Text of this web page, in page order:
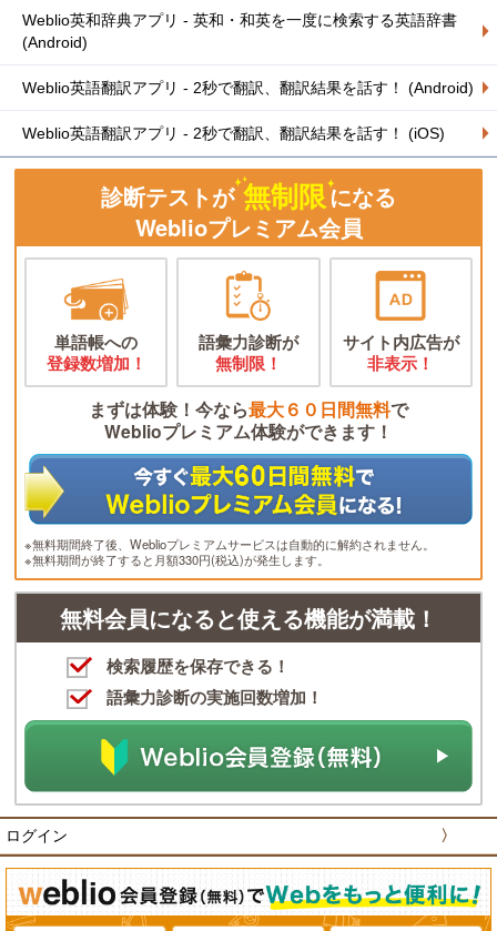
Weblio英和辞典アプリ - 英和・和英を一度に検索する英語辞書
(Android)
Weblio英語翻訳アプリ - 2秒で翻訳、翻訳結果を話す！ (Android)
Weblio英語翻訳アプリ - 2秒で翻訳、翻訳結果を話す！ (iOS)
診断テストが 無制限になる
Weblioプレミアム会員
単語帳への
登録数増加！
語彙力診断が
無制限！
サイト内広告が
非表示！
まずは体験！今なら最大６０日間無料で
Weblioプレミアム体験ができます！
※無料期間終了後、Weblioプレミアムサービスは自動的に解約されません。
※無料期間が終了すると月額330円(税込)が発生します。
無料会員になると使える機能が満載！
検索履歴を保存できる！
語彙力診断の実施回数増加！
ログイン 〉